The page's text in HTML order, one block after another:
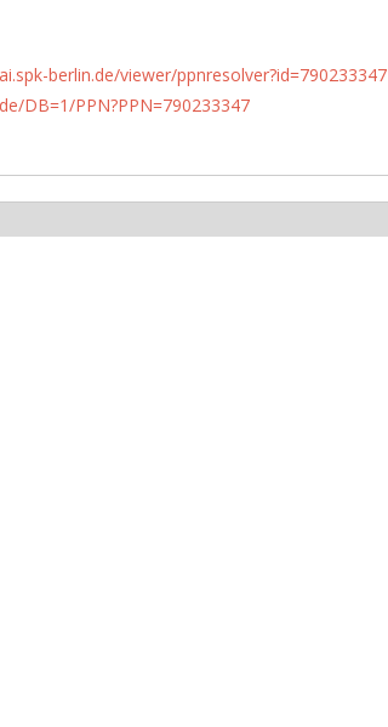
berlin.de/viewer/ppnresolver?id=790233347
DB=1/PPN?PPN=790233347